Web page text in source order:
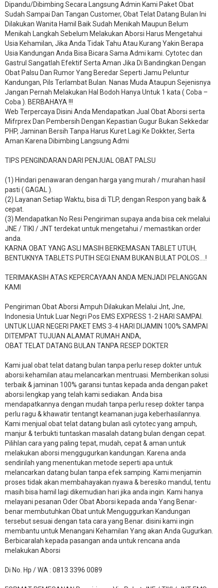
Dipandu/Dibimbing Secara Langsung Admin Kami Paket Obat
Sudah Sampai Dan Tangan Customer, Obat Telat Datang Bulan Ini
Dilakukan Wanita Hamil Baik Sudah Menikah Maupun Belum
Menikah Langkah Sebelum Melakukan Aborsi Harus Mengetahui
Usia Kehamilan, Jika Anda Tidak Tahu Atau Kurang Yakin Berapa
Usia Kandungan Anda Bisa Bicara Sama Admi kami. Cytotec dan
Gastrul Sangatlah Efektif Serta Aman Jika Di Bandingkan Dengan
Obat Palsu Dan Rumor Yang Beredar Seperti Jamu Peluntur
Kandungan, Pils Terlambat Bulan. Nanas Muda Ataupun Sejenisnya
Jangan Pernah Melakukan Hal Bodoh Hanya Untuk 1 kata ( Coba –
Coba ). BERBAHAYA !!!
Web Terpercaya Disini Anda Mendapatkan Jual Obat Aborsi serta
Mifrprex Dan Pembersih Dengan Kepastian Gugur Bukan Sekkedar
PHP, Jaminan Bersih Tanpa Harus Kuret Lagi Ke Dokkter, Serta
Aman Karena Dibimbing Langsung Admi
TIPS PENGINDARAN DARI PENJUAL OBAT PALSU
(1) Hindari penawaran dengan harga yang murah / murahan hasil
pasti ( GAGAL ).
(2) Layanan Setiap Waktu, bisa di TLP, dengan Respon yang baik &
cepat.
(3) Mendapatkan No Resi Pengiriman supaya anda bisa cek melalui
JNE / TIKI / JNT terdekat untuk mengetahui / memastikan order
anda.
KARNA OBAT YANG ASLI MASIH BERKEMASAN TABLET UTUH,
BENTUKNYA TABLETS PUTIH SEGI ENAM BUKAN BULAT POLOS….!
TERIMAKASIH ATAS KEPERCAYAAN ANDA MENJADI PELANGGAN
KAMI
Pengiriman Obat Aborsi Ampuh Dilakukan Melalui Jnt, Jne,
Indonesia Untuk Luar Negri Pos EMS EXPRESS 1-2 HARI SAMPAI.
UNTUK LUAR NEGERI PAKET EMS 3-4 HARI DIJAMIN 100% SAMPAI
DITEMPAT TUJUAN ALAMAT RUMAH ANDA,
OBAT TELAT DATANG BULAN TANPA RESEP DOKTER
Kami jual obat telat datang bulan tanpa perlu resep dokter untuk
aborsi kehamilan atau melancarkan mentruasi. Memberikan solusi
terbaik & jaminan 100% garansi tuntas kepada anda dengan paket
aborsi lengkap yang telah kami sediakan. Anda bisa
mendapatkannya dengan mudah tanpa perlu resep dokter tanpa
perlu ragu & khawatir tentangt keamanan juga keberhasilannya.
Kami menjual obat telat datang bulan asli cytotec yang ampuh,
manjur & terbukti tuntaskan masalah datang bulan dengan cepat.
Pilihlan cara yang paling tepat, mudah, cepat & aman untuk
melakukan aborsi menggugurkan kandungan. Karena anda
sendirilah yang menentukan metode seperti apa untuk
melancarkan datang bulan tanpa efek samping. Kami menjamin
proses tidak akan membahayakan nyawa & beresiko mandul, tentu
masih bisa hamil lagi dikemudian hari jika anda ingin. Kami hanya
melayani pesanan Oder Obat Aborsi kepada anda Yang Benar-
benar membutuhkan Obat untuk Menguggurkan Kandungan
tersebut sesuai dengan tata cara yang Benar. disini kami ingin
membantu untuk Menangani Kehamilan Yang akan Anda Gugurkan.
Berbicaralah kepada pasangan anda untuk rencana anda
melakukan Aborsi
Di No. Hp / WA : 0813 3396 0089